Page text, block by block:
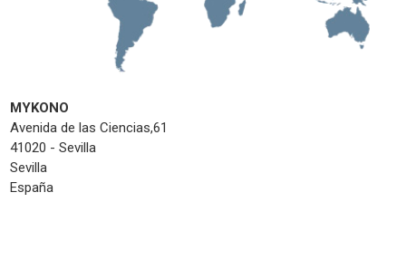
MYKONO
Avenida de las Ciencias,61
41020 - Sevilla
Sevilla
España